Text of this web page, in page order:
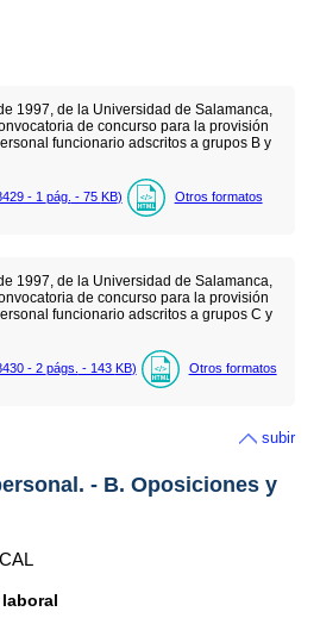
1997, de la Universidad de Salamanca,
de concurso para la provisión
funcionario adscritos a grupos B y
- 1 pág. - 75 KB) Otros formatos
1997, de la Universidad de Salamanca,
de concurso para la provisión
funcionario adscritos a grupos C y
- 2 págs. - 143 KB) Otros formatos
subir
- B. Oposiciones y